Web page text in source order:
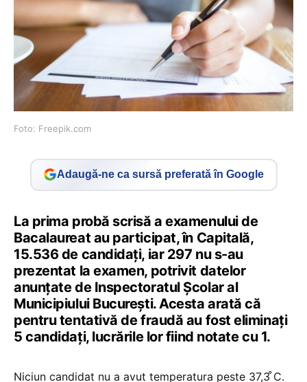
Foto: Freepik.com
Adaugă-ne ca sursă preferată în Google
La prima probă scrisă a examenului de
Bacalaureat au participat, în Capitală,
15.536 de candidați, iar 297 nu s-au
prezentat la examen, potrivit datelor
anunțate de Inspectoratul Școlar al
Municipiului București. Acesta arată că
pentru tentativă de fraudă au fost eliminați
5 candidați, lucrările lor fiind notate cu 1.
Niciun candidat nu a avut temperatura peste 37,3 ̊C.